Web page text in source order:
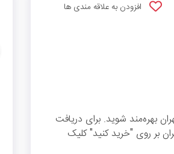
افزودن به علاقه مندی ها
تهران بهره‌مند شوید. برای دریافت
بر روی "خرید کنید" کلیک